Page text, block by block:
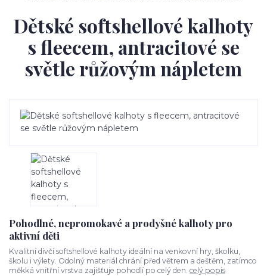
Dětské softshellové kalhoty
s fleecem, antracitové se
světle růžovým nápletem
Pohodlné, nepromokavé a prodyšné kalhoty pro
aktivní děti
Kvalitní dívčí softshellové kalhoty ideální na venkovní hry, školku,
školu i výlety. Odolný materiál chrání před větrem a deštěm, zatímco
měkká vnitřní vrstva zajišťuje pohodlí po celý den. celý popis